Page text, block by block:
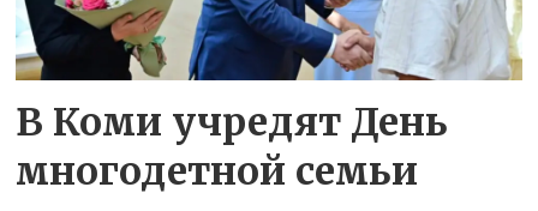
В Коми учредят День
многодетной семьи